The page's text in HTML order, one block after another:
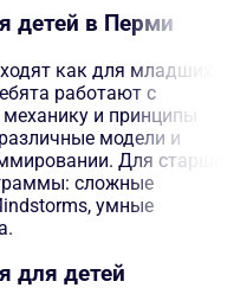
детей в Перми
как для младших
работают с
и принципы
модели и
Для старших
сложные
умные
для детей